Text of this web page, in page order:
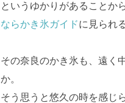
というゆかりがあることか
ならかき氷ガイドに見られ
その奈良のかき氷も、遠く
か。
そう思うと悠久の時を感じ